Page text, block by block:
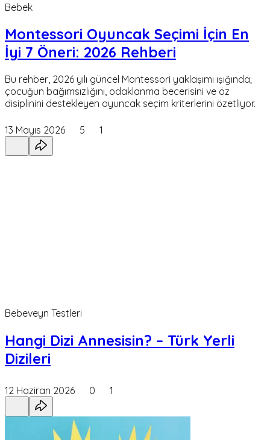
Bebek
Montessori Oyuncak Seçimi İçin En
İyi 7 Öneri: 2026 Rehberi
Bu rehber, 2026 yılı güncel Montessori yaklaşımı ışığında;
çocuğun bağımsızlığını, odaklanma becerisini ve öz
disiplinini destekleyen oyuncak seçim kriterlerini özetliyor.
13 Mayıs 2026 5 1
Bebeveyn Testleri
Hangi Dizi Annesisin? – Türk Yerli
Dizileri
12 Haziran 2026 0 1